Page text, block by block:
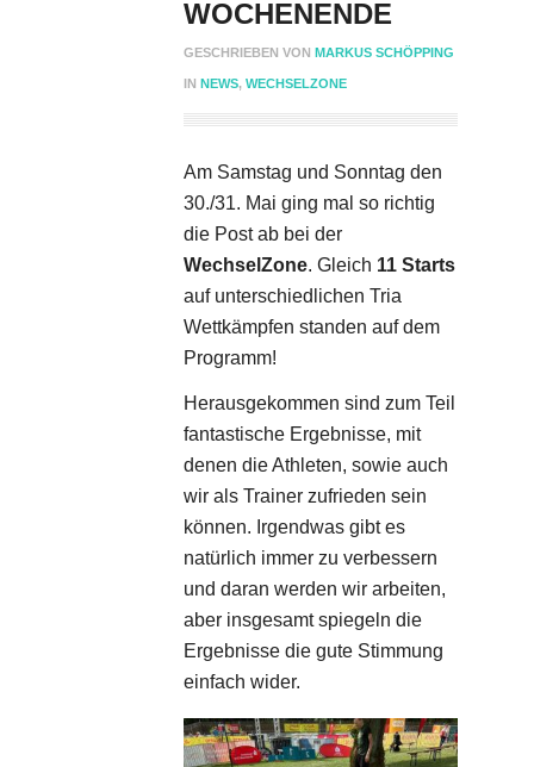
OCHENENDE
GESCHRIEBEN VON MARKUS SCHÖPPING
IN NEWS, WECHSELZONE
Am Samstag und Sonntag den
30./31. Mai ging mal so richtig
die Post ab bei der
WechselZone. Gleich 11 Starts
auf unterschiedlichen Tria
Wettkämpfen standen auf dem
Programm!
Herausgekommen sind zum Teil
fantastische Ergebnisse, mit
denen die Athleten, sowie auch
wir als Trainer zufrieden sein
können. Irgendwas gibt es
natürlich immer zu verbessern
und daran werden wir arbeiten,
aber insgesamt spiegeln die
Ergebnisse die gute Stimmung
einfach wider.